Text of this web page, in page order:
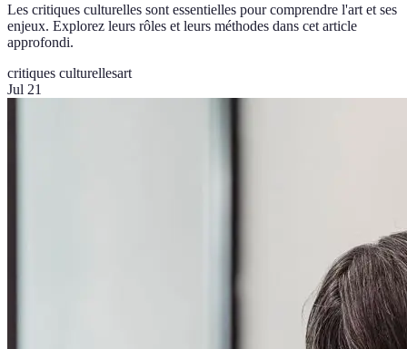
Les critiques culturelles sont essentielles pour comprendre l'art et ses
enjeux. Explorez leurs rôles et leurs méthodes dans cet article
approfondi.
critiques culturellesart
Jul 21